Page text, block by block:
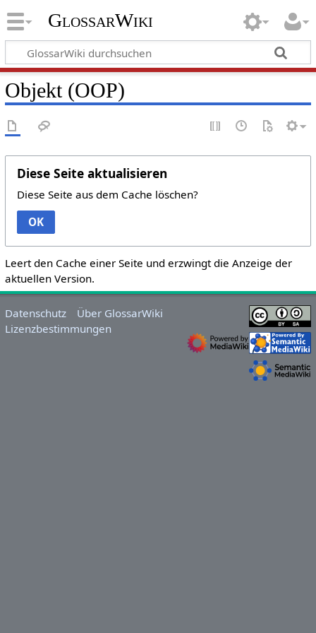
GlossarWiki
Objekt (OOP)
Diese Seite aktualisieren
Diese Seite aus dem Cache löschen?
OK
Leert den Cache einer Seite und erzwingt die Anzeige der
aktuellen Version.
Datenschutz
Über GlossarWiki
Lizenzbestimmungen